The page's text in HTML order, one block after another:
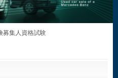
募集人資格試験